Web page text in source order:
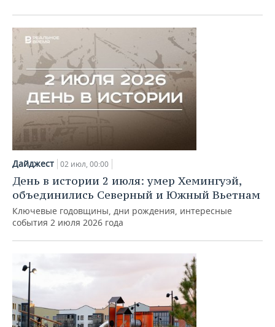
Дайджест 02 июл, 00:00
День в истории 2 июля: умер Хемингуэй,
объединились Северный и Южный Вьетнам
Ключевые годовщины, дни рождения, интересные
события 2 июля 2026 года